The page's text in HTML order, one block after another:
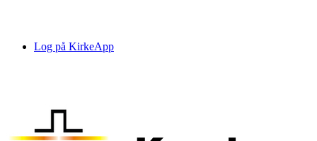
Log på KirkeApp